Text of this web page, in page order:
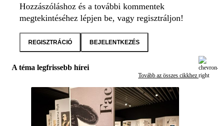
Hozzászóláshoz és a további kommentek
megtekintéséhez lépjen be, vagy regisztráljon!
REGISZTRÁCIÓ BEJELENTKEZÉS
A téma legfrissebb hírei
Tovább az összes cikkhez